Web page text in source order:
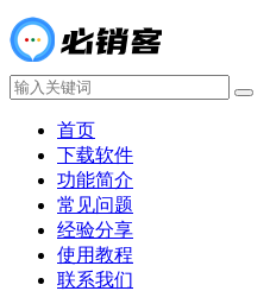
首页
下载软件
功能简介
常见问题
经验分享
使用教程
联系我们